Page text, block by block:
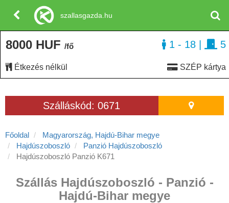
Szálláskód: 0671
Főoldal
Magyarország, Hajdú-Bihar megye
Hajdúszoboszló
Panzió Hajdúszoboszló
Hajdúszoboszló Panzió K671
Szállás Hajdúszoboszló - Panzió -
Hajdú-Bihar megye
8000 HUF /fő
Étkezés nélkül SZÉP kártya
1 - 18 5
szallasgazda.hu